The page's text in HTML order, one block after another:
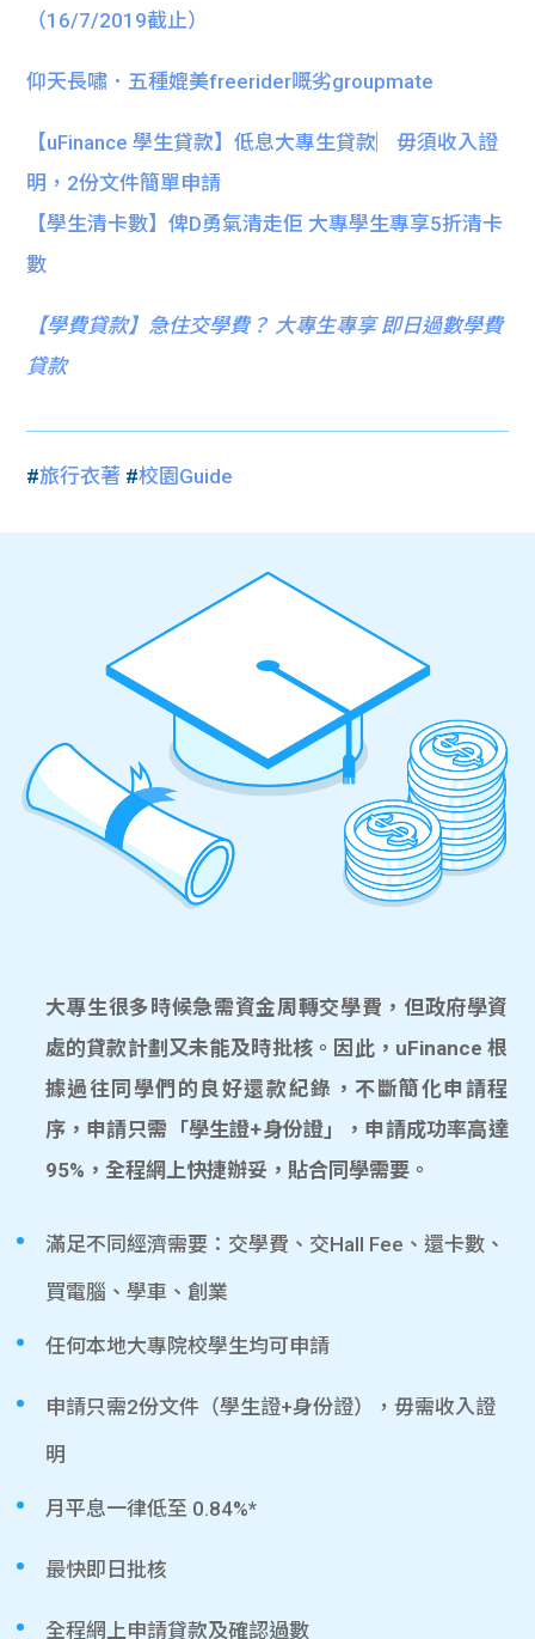
（16/7/2019截止）
仰天長嘯．五種媲美freerider嘅劣groupmate
【uFinance 學生貸款】低息大專生貸款︳毋須收入證
明，2份文件簡單申請
【學生清卡數】俾D勇氣清走佢 大專學生專享5折清卡
數
【學費貸款】急住交學費？ 大專生專享 即日過數學費
貸款
#旅行衣著 #校園Guide
大專生很多時候急需資金周轉交學費，但政府學資
處的貸款計劃又未能及時批核。因此，uFinance 根
據過往同學們的良好還款紀錄，不斷簡化申請程
序，申請只需「學生證+身份證」，申請成功率高達
95%，全程網上快捷辦妥，貼合同學需要。
滿足不同經濟需要：交學費、交Hall Fee、還卡數、
買電腦、學車、創業
任何本地大專院校學生均可申請
申請只需2份文件（學生證+身份證），毋需收入證
明
月平息一律低至 0.84%*
最快即日批核
全程網上申請貸款及確認過數